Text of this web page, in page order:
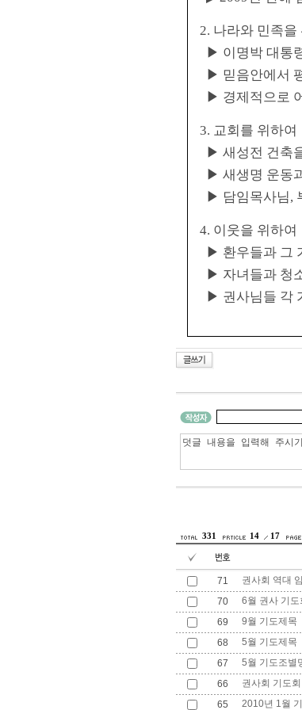
2. 나라와 민족
▶ 이명박 대통
▶ 믿음안에서
▶ 경제적으로
3. 교회를 위하여
▶ 새성전 건축
▶ 새생명 운동
▶ 담임목사님,
4. 이웃을 위하여
▶ 환우들과 그
▶ 자녀들과 청
▶ 권사님들 각
331 14 17
71 권사회 역대
70
6월 권사 기
69
9월 기도제목
68
5월 기도제목
67
5월 기도조별
66
권사회 기도
65
2010년 1월